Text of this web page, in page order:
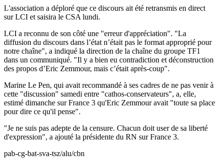
L'association a déploré que ce discours ait été retransmis en direct
sur LCI et saisira le CSA lundi.
LCI a reconnu de son côté une "erreur d'appréciation". "La
diffusion du discours dans l’état n’était pas le format approprié pour
notre chaîne", a indiqué la direction de la chaîne du groupe TF1
dans un communiqué. "Il y a bien eu contradiction et déconstruction
des propos d’Eric Zemmour, mais c’était après-coup".
Marine Le Pen, qui avait recommandé à ses cadres de ne pas venir à
cette "discussion" samedi entre "cathos-conservateurs", a, elle,
estimé dimanche sur France 3 qu'Eric Zemmour avait "toute sa place
pour dire ce qu'il pense".
"Je ne suis pas adepte de la censure. Chacun doit user de sa liberté
d'expression", a ajouté la présidente du RN sur France 3.
pab-cg-bat-sva-tsz/alu/cbn